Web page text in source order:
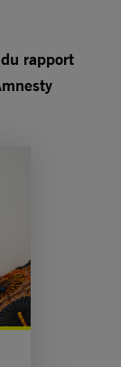
rapport